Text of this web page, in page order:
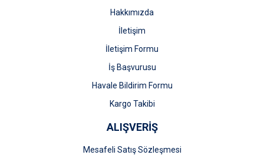
Gönder
Hakkımızda
İletişim
İletişim Formu
İş Başvurusu
Havale Bildirim Formu
Kargo Takibi
ALIŞVERİŞ
Mesafeli Satış Sözleşmesi